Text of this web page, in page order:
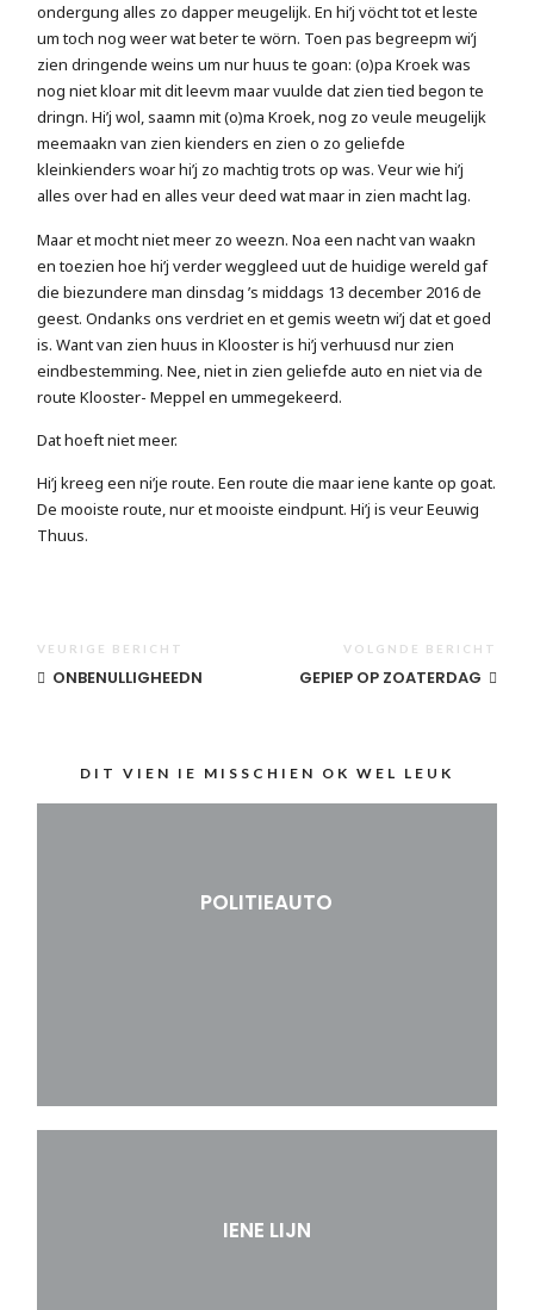
ondergung alles zo dapper meugelijk. En hi’j vöcht tot et leste
um toch nog weer wat beter te wörn. Toen pas begreepm wi’j
zien dringende weins um nur huus te goan: (o)pa Kroek was
nog niet kloar mit dit leevm maar vuulde dat zien tied begon te
dringn. Hi’j wol, saamn mit (o)ma Kroek, nog zo veule meugelijk
meemaakn van zien kienders en zien o zo geliefde
kleinkienders woar hi’j zo machtig trots op was. Veur wie hi’j
alles over had en alles veur deed wat maar in zien macht lag.
Maar et mocht niet meer zo weezn. Noa een nacht van waakn
en toezien hoe hi’j verder weggleed uut de huidige wereld gaf
die biezundere man dinsdag ’s middags 13 december 2016 de
geest. Ondanks ons verdriet en et gemis weetn wi’j dat et goed
is. Want van zien huus in Klooster is hi’j verhuusd nur zien
eindbestemming. Nee, niet in zien geliefde auto en niet via de
route Klooster- Meppel en ummegekeerd.
Dat hoeft niet meer.
Hi’j kreeg een ni’je route. Een route die maar iene kante op goat.
De mooiste route, nur et mooiste eindpunt. Hi’j is veur Eeuwig
Thuus.
VEURIGE BERICHT
ONBENULLIGHEEDN
VOLGNDE BERICHT
GEPIEP OP ZOATERDAG
DIT VIEN IE MISSCHIEN OK WEL LEUK
POLITIEAUTO
IENE LIJN